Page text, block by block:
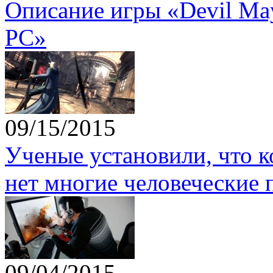
Описание игры «Devil
PC»
09/15/2015
Ученые установили, что
нет многие человеческие